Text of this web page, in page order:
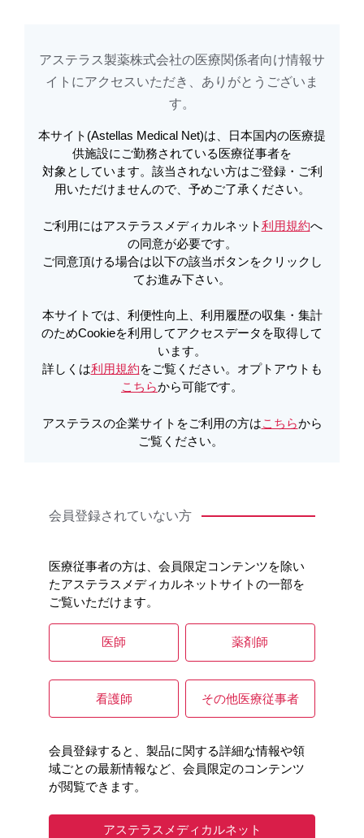
アステラスメディカルネットでは、利便性向上、利用履歴の収集・集計のた
Cookieを利用してアクセスデータを取得しています。詳しくは 利用規約
メールで共有
糖尿病患者さん指導講座
ドクター：
「薬物療法を始めるにあたって、低血糖について知ってい
ただく必要があります」
「低血糖は、飲み薬やインスリン注射が効きすぎて、血糖
「血糖値の下がり具合によって、さまざまな症状があらわ
低血糖の主な症状
もＢさんが低血糖になったときには、どんな症状があらわ
アステラス製薬株式会社の医療関係者向け情報サ
イトに​アクセスいただき、ありがとうございま
す。​
本サイト(Astellas Medical Net)は、日本国内の医療提
供施設にご勤務されている医療従事者を
対象としています。該当されない方はご登録・ご利
用いただけませんので、予めご了承ください。
ご利用にはアステラスメディカルネット利用規約へ
の同意が必要です。
ご同意頂ける場合は以下の該当ボタンをクリックし
てお進み下さい。
本サイトでは、利便性向上、利用履歴の収集・集計
のためCookieを利用してアクセスデータを取得して
います。
詳しくは利用規約をご覧ください。オプトアウトも
こちらから可能です。
アステラスの企業サイトをご利用の方はこちらから
ご覧ください。
会員登録されていない方
医療従事者の方は、会員限定コンテンツを除い
たアステラスメディカルネットサイトの一部を
ご覧いただけます。
医師 薬剤師
看護師 その他医療従事者
会員登録すると、製品に関する詳細な情報や領
域ごとの最新情報など、会員限定のコンテンツ
が閲覧できます。
アステラスメディカルネット